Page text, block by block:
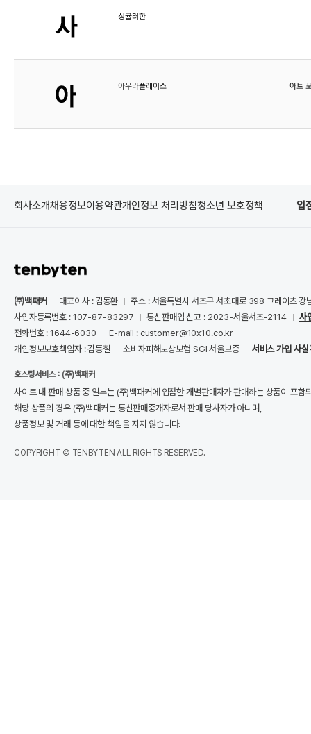
싱귤러한
아우라플레이스 아트
회사소개채용정보이용약관개인정보 처리방침청소년 보호정책 입
㈜백패커 대표이사 : 김동환
주소 : 서울특별시 서초구 서초대로 398 그레이츠 강
사업자등록번호 : 107-87-83297
통신판매업 신고 : 2023-서울서초-2114
사
전화번호 : 1644-6030
E-mail : customer@10x10.co.kr
개인정보보호책임자 : 김동철
소비자피해보상보험 SGI 서울보증 서비스 가입 사실
호스팅서비스 : (주)백패커
사이트 내 판매 상품 중 일부는 (주)백패커에 입점한 개별판매자가 판매하는 상품이 포함
해당 상품의 경우 (주)백패커는 통신판매중개자로서 판매 당사자가 아니며,
상품정보 및 거래 등에 대한 책임을 지지 않습니다.
COPYRIGHT © TENBYTEN ALL RIGHTS RESERVED.